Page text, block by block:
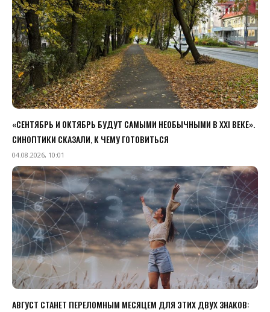
«СЕНТЯБРЬ И ОКТЯБРЬ БУДУТ САМЫМИ НЕОБЫЧНЫМИ В XXI ВЕКЕ».
СИНОПТИКИ СКАЗАЛИ, К ЧЕМУ ГОТОВИТЬСЯ
04.08.2026, 10:01
АВГУСТ СТАНЕТ ПЕРЕЛОМНЫМ МЕСЯЦЕМ ДЛЯ ЭТИХ ДВУХ ЗНАКОВ: